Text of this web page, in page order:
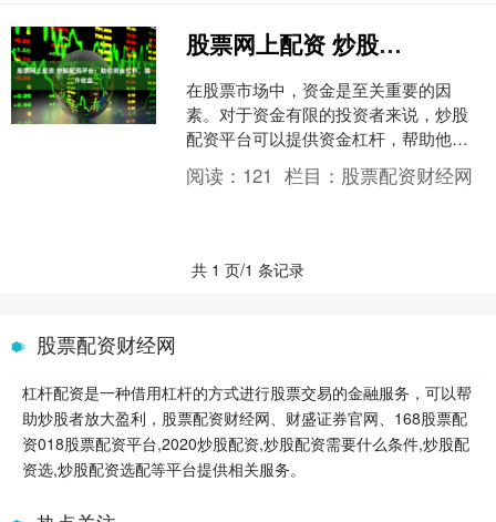
股票网上配资 炒股配资平台：助你资金杠杆，提升收益
在股票市场中，资金是至关重要的因
素。对于资金有限的投资者来说，炒股
配资平台可以提供资金杠杆，帮助他们
放大收益。 股票配资协议中明确的担保
方式是保障资金安全的重要....
阅读： 121 栏目： 股票配资财经网
共 1 页/1 条记录
股票配资财经网
杠杆配资是一种借用杠杆的方式进行股票交易的金融服务，可以帮
助炒股者放大盈利，股票配资财经网、财盛证券官网、168股票配
资018股票配资平台,2020炒股配资,炒股配资需要什么条件,炒股配
资选,炒股配资选配等平台提供相关服务。